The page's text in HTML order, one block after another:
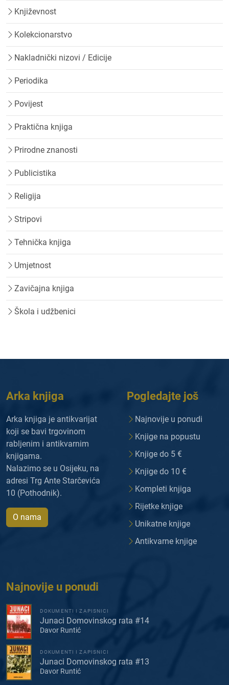
Književnost
Kolekcionarstvo
Nakladnički nizovi / Edicije
Periodika
Povijest
Praktična knjiga
Prirodne znanosti
Publicistika
Religija
Stripovi
Tehnička knjiga
Umjetnost
Zavičajna knjiga
Škola i udžbenici
Arka knjiga
Arka knjiga je antikvarijat
koji se bavi trgovinom
rabljenim i antikvarnim
knjigama.
Nalazimo se u Osijeku, na
adresi Trg Ante Starčevića
10 (Pothodnik).
O nama
Pogledajte još
Najnovije u ponudi
Knjige na popustu
Knjige do 5 €
Knjige do 10 €
Kompleti knjiga
Rijetke knjige
Unikatne knjige
Antikvarne knjige
Najnovije u ponudi
DOKUMENTI I ZAPISNICI
Junaci Domovinskog rata #14
Davor Runtić
DOKUMENTI I ZAPISNICI
Junaci Domovinskog rata #13
Davor Runtić